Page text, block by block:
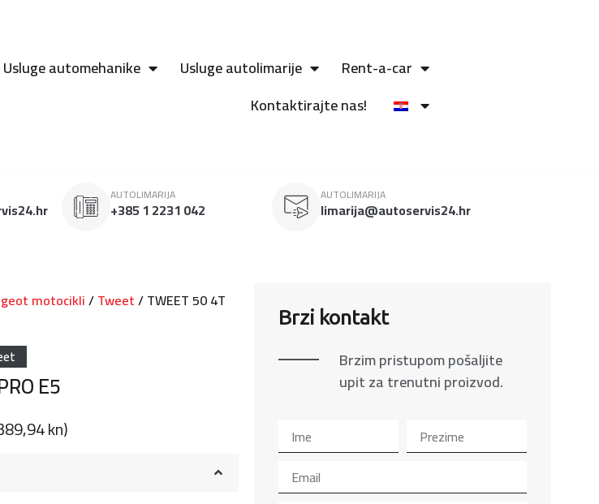
Usluge automehanike Usluge autolimarije
Rent-a-car
Kontaktirajte nas!
AUTOLIMARIJA
+385 1 2231 042
AUTOLIMARIJA
limarija@autoservis24.hr
motocikli/Tweet/ TWEET 50 4T
E5
kn)
Brzi kontakt
Brzim pristupom pošaljite
upit za trenutni proizvod.